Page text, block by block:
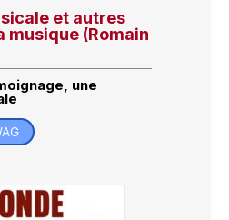
et autres
musique (Romain
une